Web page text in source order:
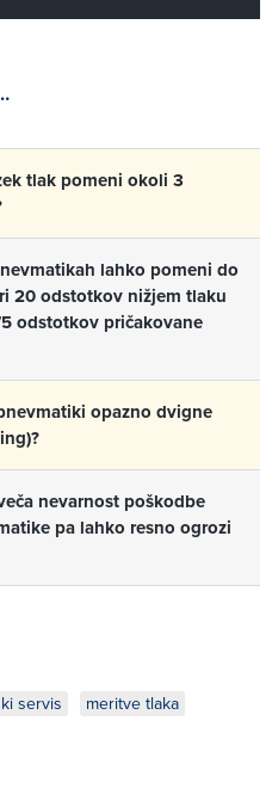
tlak pomeni okoli 3
lahko pomeni do
20 odstotkov nižjem tlaku
odstotkov pričakovane
opazno dvigne
nevarnost poškodbe
pa lahko resno ogrozi
servis
meritve tlaka